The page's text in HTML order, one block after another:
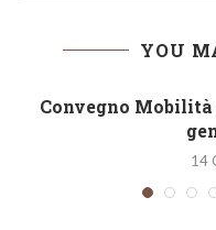
YOU
Convegno
14